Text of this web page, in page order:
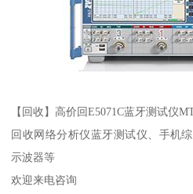
【回收】高价回E5071C蓝牙测试仪
回收网络分析仪蓝牙测试仪、手机
示波器等
欢迎来电咨询